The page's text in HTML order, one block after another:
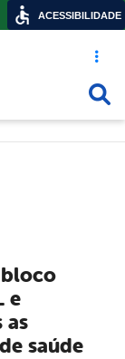
Acesso
e
as
saúde
ACESSIBILIDADE